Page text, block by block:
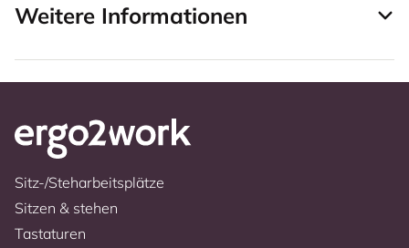
Weitere Informationen
Sitz-/Steharbeitsplätze
Sitzen & stehen
Tastaturen